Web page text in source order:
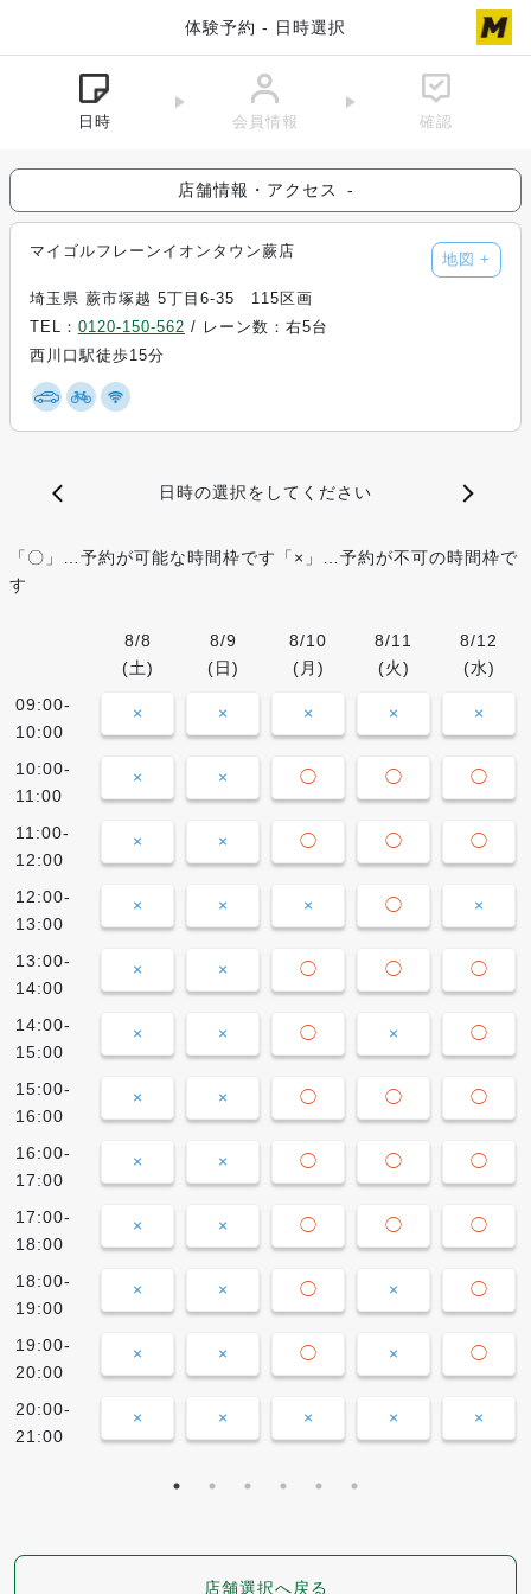
体験予約 - 日時選択
日時 会員情報 確認
店舗情報・アクセス -
マイゴルフレーンイオンタウン蕨店 地図 +
埼玉県 蕨市塚越 5丁目6-35 115区画
TEL： 0120-150-562 / レーン数：右5台
西川口駅徒歩15分
日時の選択をしてください
「〇」…予約が可能な時間枠です「×」…予約が不可の時間枠で
す
8/8
(土)
8/9
(日)
8/10
(月)
8/11
(火)
8/12
(水)
09:00-
10:00
× × × × ×
10:00-
11:00
× × ◯ ◯ ◯
11:00-
12:00
× × ◯ ◯ ◯
12:00-
13:00
× × × ◯ ×
13:00-
14:00
× × ◯ ◯ ◯
14:00-
15:00
× × ◯ × ◯
15:00-
16:00
× × ◯ ◯ ◯
16:00-
17:00
× × ◯ ◯ ◯
17:00-
18:00
× × ◯ ◯ ◯
18:00-
19:00
× × ◯ × ◯
19:00-
20:00
× × ◯ × ◯
20:00-
21:00
× × × × ×
店舗選択へ戻る